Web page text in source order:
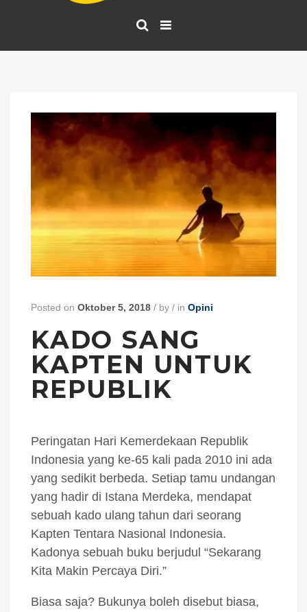
Posted on Oktober 5, 2018 / by / in Opini
KADO SANG
KAPTEN UNTUK
REPUBLIK
Peringatan Hari Kemerdekaan Republik
Indonesia yang ke-65 kali pada 2010 ini ada
yang sedikit berbeda. Setiap tamu undangan
yang hadir di Istana Merdeka, mendapat
sebuah kado ulang tahun dari seorang
Kapten Tentara Nasional Indonesia.
Kadonya sebuah buku berjudul “Sekarang
Kita Makin Percaya Diri.”
Biasa saja? Bukunya boleh disebut biasa,